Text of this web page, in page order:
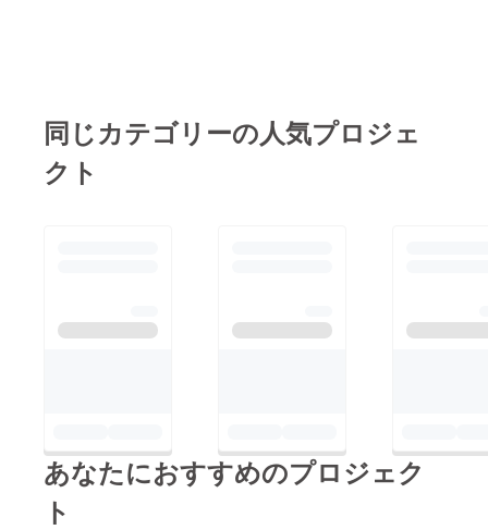
同じカテゴリーの人気プロジェ
クト
あなたにおすすめのプロジェク
ト